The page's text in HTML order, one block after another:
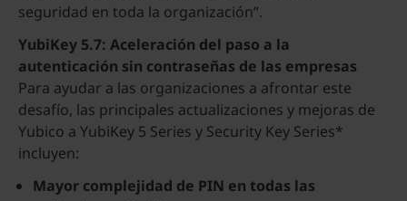
seguridad en toda la organización”.
YubiKey 5.7: Aceleración del paso a la
autenticación sin contraseñas de las empresas
Para ayudar a las organizaciones a afrontar este
desafío, las principales actualizaciones y mejoras de
Yubico a YubiKey 5 Series y Security Key Series*
incluyen:
Mayor complejidad de PIN en todas las